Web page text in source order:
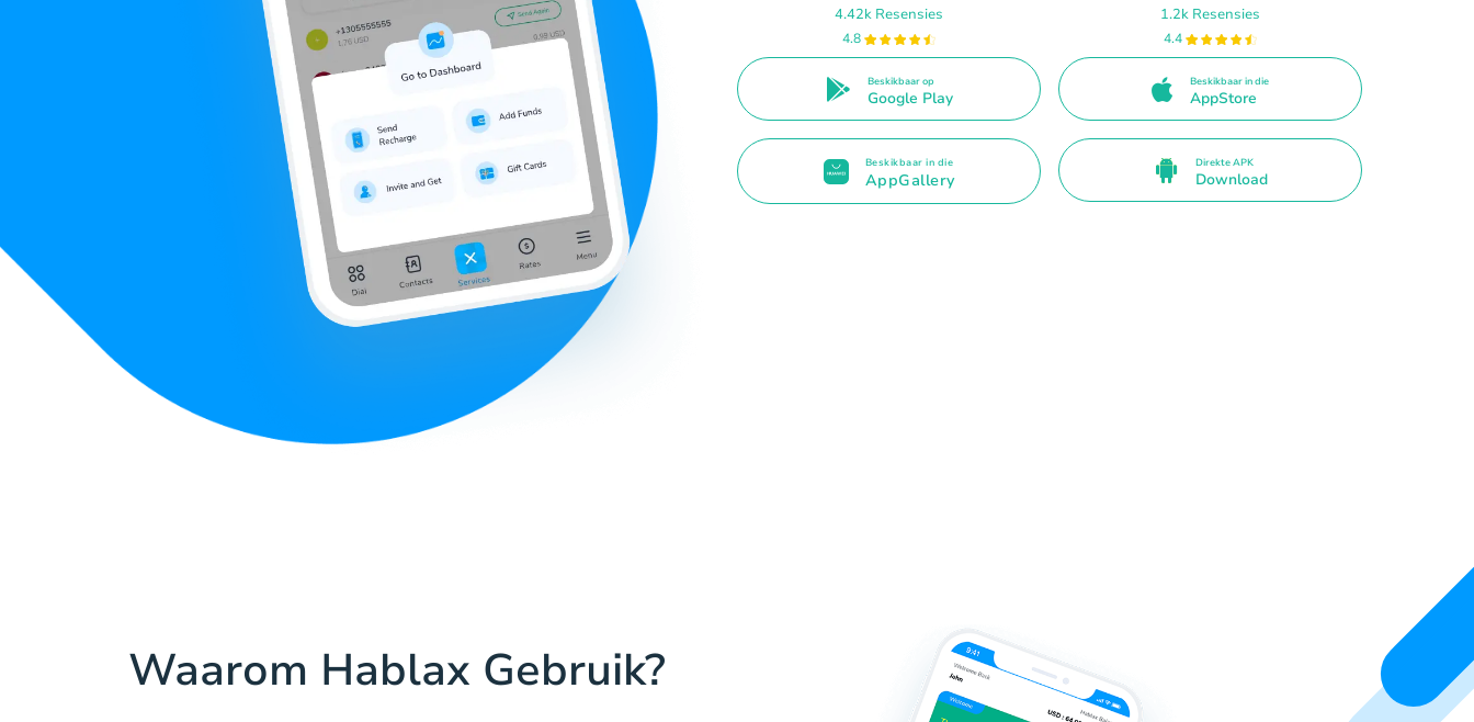
4.42k Resensies
4.8
Beskikbaar op
Google Play
1.2k Resensies
4.4
Beskikbaar in die
AppStore
Beskikbaar in die
AppGallery
Direkte APK
Download
Waarom Hablax Gebruik?